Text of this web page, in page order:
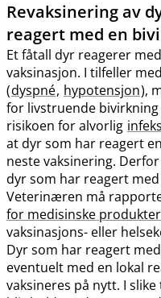
Revaksinering av
reagert med en
Et fåtall dyr reagerer
vaksinasjon. I tilfeller
(dyspné, hypotensjon),
for livstruende
risikoen for alvorlig
at dyr som har reagert
neste vaksinering.
dyr som har reagert
Veterinæren må
for medisinske produkter
vaksinasjons- eller
Dyr som har reagert
eventuelt med en lokal
vaksineres på nytt. I